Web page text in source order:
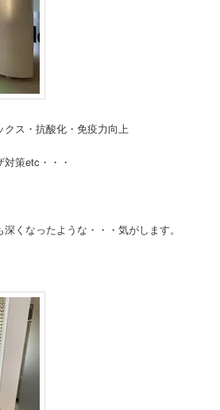
ス・抗酸化・免疫力向上
策etc・・・
くなったような・・・気がします。